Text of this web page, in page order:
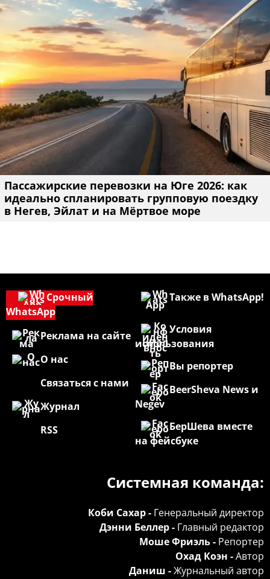
Пассажирские перевозки на Юге 2026: как
идеально спланировать групповую поездку
в Негев, Эйлат и на Мёртвое море
Также в WhatsApp!
Условия
использования
Вы репортер
BeerSheva News и
Negev
БерШева вместе
на фейсбуке
Срочный
WhatsApp
Реклама на сайте
О нас
Связаться с нами
Журнал
RSS
Системная команда:
Коби Сахар - Генеральный директор
Дэнни Беллер - Главный редактор
Моше Фриэль - Репортер
Охад Коэн -Автор
Даниш -Журнальный автор